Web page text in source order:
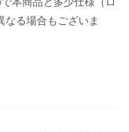
なる場合もございま